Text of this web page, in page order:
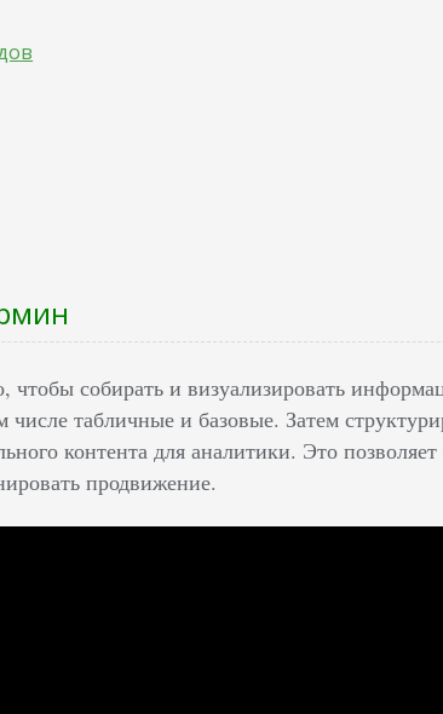
чтобы собирать и визуализировать
табличные и базовые. Затем
контента для аналитики. Это
продвижение.